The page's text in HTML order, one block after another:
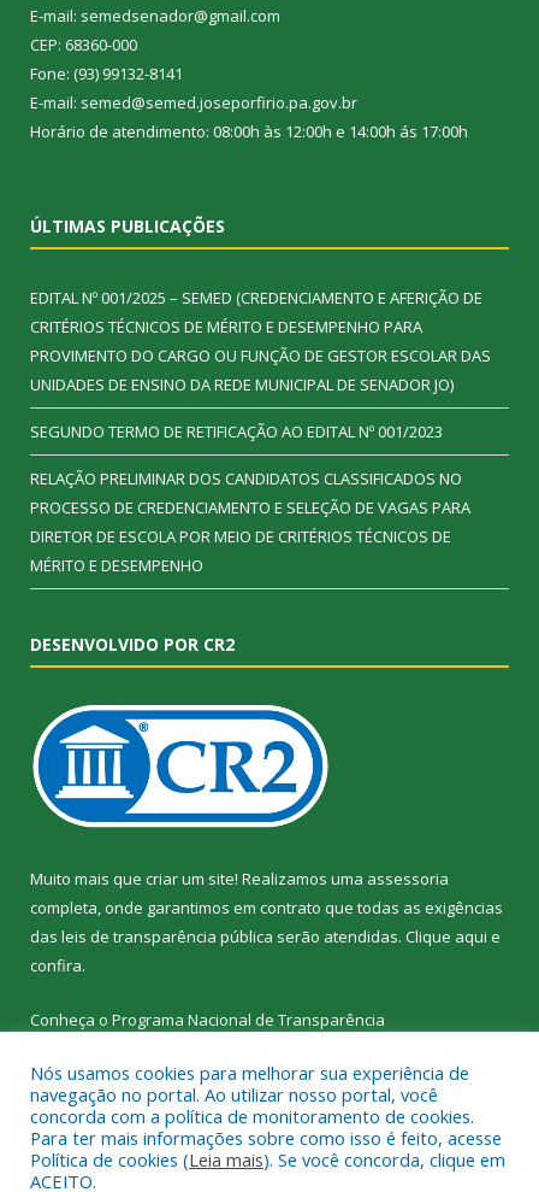
E-mail: semedsenador@gmail.com
CEP: 68360-000
Fone: (93) 99132-8141
E-mail: semed@semed.joseporfirio.pa.gov.br
Horário de atendimento: 08:00h às 12:00h e 14:00h ás 17:00h
ÚLTIMAS PUBLICAÇÕES
EDITAL Nº 001/2025 – SEMED (CREDENCIAMENTO E AFERIÇÃO DE
CRITÉRIOS TÉCNICOS DE MÉRITO E DESEMPENHO PARA
PROVIMENTO DO CARGO OU FUNÇÃO DE GESTOR ESCOLAR DAS
UNIDADES DE ENSINO DA REDE MUNICIPAL DE SENADOR JO)
SEGUNDO TERMO DE RETIFICAÇÃO AO EDITAL Nº 001/2023
RELAÇÃO PRELIMINAR DOS CANDIDATOS CLASSIFICADOS NO
PROCESSO DE CREDENCIAMENTO E SELEÇÃO DE VAGAS PARA
DIRETOR DE ESCOLA POR MEIO DE CRITÉRIOS TÉCNICOS DE
MÉRITO E DESEMPENHO
DESENVOLVIDO POR CR2
Muito mais que criar um site! Realizamos uma assessoria
completa, onde garantimos em contrato que todas as exigências
das leis de transparência pública serão atendidas. Clique aqui e
confira.
Conheça o Programa Nacional de Transparência
Todos os direitos reservados a SEMED – Secretaria Municipal de
Educação de Senador José Porfírio.
Nós usamos cookies para melhorar sua experiência de
navegação no portal. Ao utilizar nosso portal, você
concorda com a política de monitoramento de cookies.
Para ter mais informações sobre como isso é feito, acesse
Política de cookies (Leia mais). Se você concorda, clique em
ACEITO.